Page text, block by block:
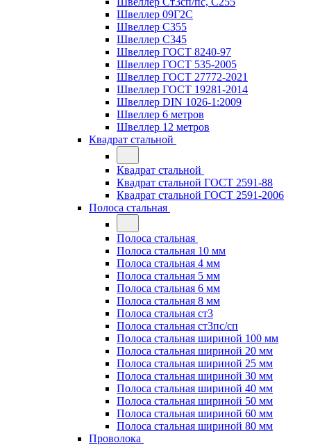
Швеллер 09Г2С
Швеллер С355
Швеллер С345
Швеллер ГОСТ 8240-97
Швеллер ГОСТ 535-2005
Швеллер ГОСТ 27772-2021
Швеллер ГОСТ 19281-2014
Швеллер DIN 1026-1:2009
Швеллер 6 метров
Швеллер 12 метров
Квадрат стальной
Квадрат стальной
Квадрат стальной ГОСТ 2591-88
Квадрат стальной ГОСТ 2591-2006
Полоса стальная
Полоса стальная
Полоса стальная 10 мм
Полоса стальная 4 мм
Полоса стальная 5 мм
Полоса стальная 6 мм
Полоса стальная 8 мм
Полоса стальная ст3
Полоса стальная ст3пс/сп
Полоса стальная шириной 100 мм
Полоса стальная шириной 20 мм
Полоса стальная шириной 25 мм
Полоса стальная шириной 30 мм
Полоса стальная шириной 40 мм
Полоса стальная шириной 50 мм
Полоса стальная шириной 60 мм
Полоса стальная шириной 80 мм
Проволока